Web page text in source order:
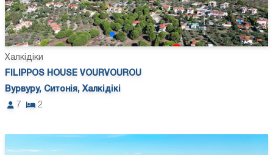
Халкідіки
FILIPPOS HOUSE VOURVOUROU
Вурвуру, Ситонія, Халкідікі
7
2